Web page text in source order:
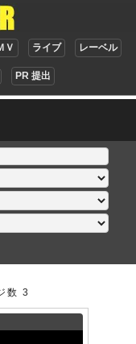
Ｖ ライブ レーベル
PR 提出
数 3